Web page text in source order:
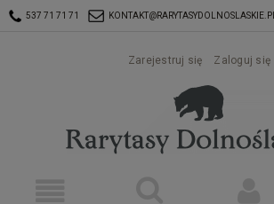
537 71 71 71 KONTAKT@RARYTASYDOLNOSLASKIE.PL
Zarejestruj się Zaloguj się